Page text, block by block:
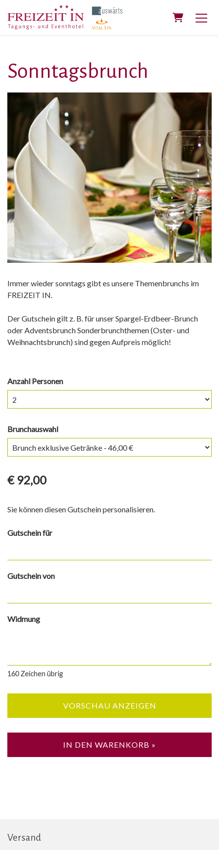
Warenkorb
Sonntagsbrunch
Immer wieder sonntags gibt es unsere Themenbrunchs im
FREIZEIT IN.
Der Gutschein gilt z. B. für unser Spargel-Erdbeer-Brunch
oder Adventsbrunch Sonderbrunchthemen (Oster- und
Weihnachtsbrunch) sind gegen Aufpreis möglich!
Anzahl Personen
Brunchauswahl
€ 92,00
Sie können diesen Gutschein personalisieren.
Gutschein für
Gutschein von
Widmung
160 Zeichen übrig
VORSCHAU ANZEIGEN
IN DEN WARENKORB »
Versand